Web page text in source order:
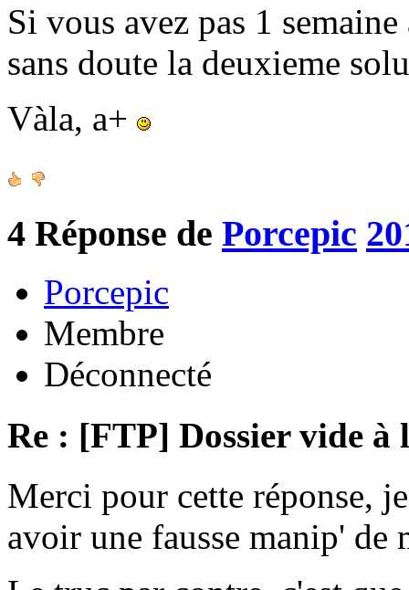
Si vous avez pas 1
sans doute la deuxieme
Vàla, a+
4 Réponse de Porcepic
Porcepic
Membre
Déconnecté
Re : [FTP] Dossier vide à
Merci pour cette réponse,
avoir une fausse manip'